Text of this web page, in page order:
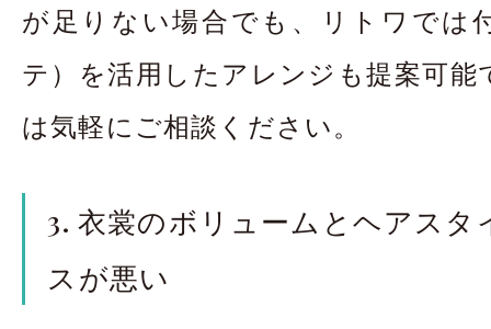
が足りない場合でも、リトワでは
テ）を活用したアレンジも提案可能
は気軽にご相談ください。
3. 衣裳のボリュームとヘアスタ
スが悪い